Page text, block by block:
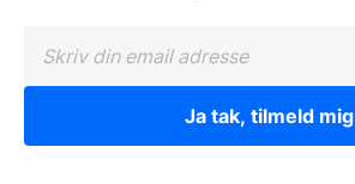
Ja tak, tilmeld mig